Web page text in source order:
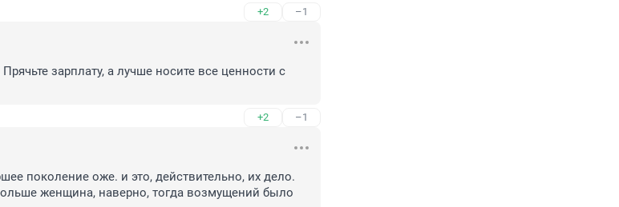
+2 –1
зарплату, а лучше носите все ценности с
+2 –1
поколение оже. и это, действительно, их дело.
женщина, наверно, тогда возмущений было